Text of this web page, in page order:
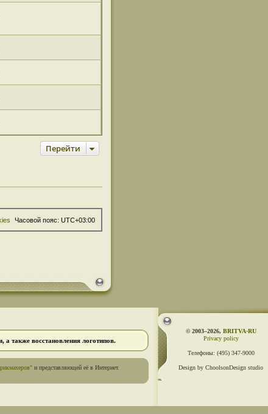
Перейти
Часовой пояс: UTC+03:00
также восстановления логотипов.
и представляющей её в Интернет.
© 2003–2026, BRITVA·RU
Privacy policy
Телефоны: (495) 347-9000
Design by ChoolsonDesign studio